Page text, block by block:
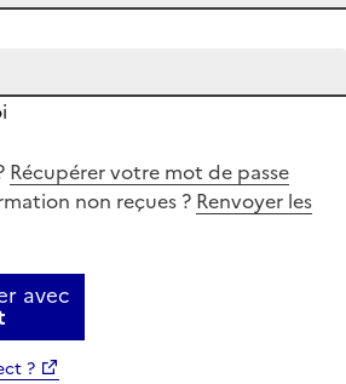
Récupérer votre mot de passe
non reçues ? Renvoyer les
avec
?